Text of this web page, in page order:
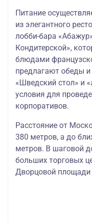
Питание
из элегантного
лобби-бара
Кондитерской»,
блюдами
предлагают обеды
«Шведский стол» и
условия для
корпоративов.
Расстояние от
380 метров, а до
метров. В шаговой
больших торговых
Дворцовой площади